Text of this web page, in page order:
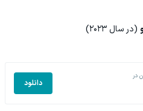
(در سال ۲۰۲۳)
در
دانلود